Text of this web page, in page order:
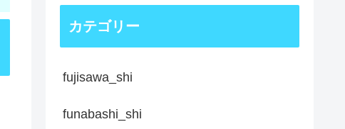
カテゴリー
fujisawa_shi
funabashi_shi